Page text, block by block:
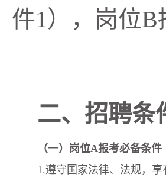
件1） ，岗位B
二、招聘条
（一） 岗位A报考必备条件
1 .遵守国家法律、法规，